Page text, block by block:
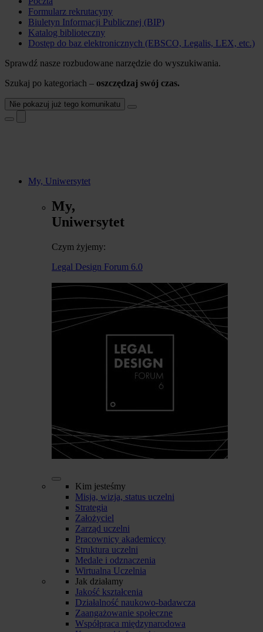
Formularz rekrutacyny
Biuletyn Informacji Publicznej (BIP)
Katalog biblioteczny
Dostęp do baz elektronicznych (EBSCO, Legalis, LEX, etc.)
Sprawdź nasze rozbudowane narzędzie do wyszukiwania.
Szukaj po kategoriach – oszczędzaj swój czas.
Nie pokazuj już tego komunikatu
My, Uniwersytet
My,
Uniwersytet
Czym żyjemy:
Legal Design Forum 6.0
Kim jesteśmy
Misja, wizja, status uczelni
Strategia
Założyciel
Zarząd uczelni
Pracownicy akademiccy
Struktura uczelni
Medale i odznaczenia
Wirtualna Uczelnia
Jak działamy
Jakość kształcenia
Działalność naukowo-badawcza
Zaangażowanie społeczne
Współpraca międzynarodowa